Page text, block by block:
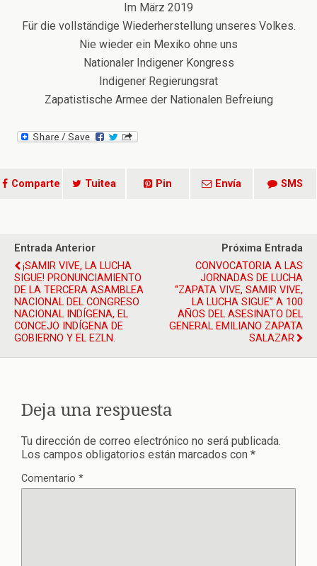
Im März 2019
Für die vollständige Wiederherstellung unseres Volkes.
Nie wieder ein Mexiko ohne uns
Nationaler Indigener Kongress
Indigener Regierungsrat
Zapatistische Armee der Nationalen Befreiung
Comparte Tuitea Pin Envía SMS
Entrada Anterior
¡SAMIR VIVE, LA LUCHA
SIGUE! PRONUNCIAMIENTO
DE LA TERCERA ASAMBLEA
NACIONAL DEL CONGRESO
NACIONAL INDÍGENA, EL
CONCEJO INDÍGENA DE
GOBIERNO Y EL EZLN.
Próxima Entrada
CONVOCATORIA A LAS
JORNADAS DE LUCHA
“ZAPATA VIVE, SAMIR VIVE,
LA LUCHA SIGUE” A 100
AÑOS DEL ASESINATO DEL
GENERAL EMILIANO ZAPATA
SALAZAR
Deja una respuesta
Tu dirección de correo electrónico no será publicada.
Los campos obligatorios están marcados con *
Comentario *